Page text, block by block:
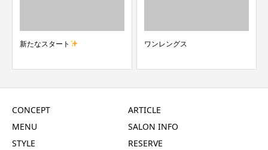
新たなスタート ワンレングス
CONCEPT
MENU
STYLE
ARTICLE
SALON INFO
RESERVE